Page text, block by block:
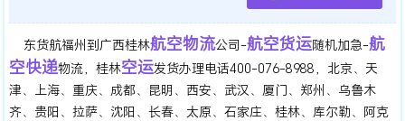
东货航福州到广西桂林航空物流公司-航空货运随机加急-航
空快递物流，桂林空运发货办理电话400-076-8988，北京、天
津、上海、重庆、成都、昆明、西安、武汉、厦门、郑州、乌鲁木
齐、贵阳、拉萨、沈阳、长春、太原、石家庄、桂林、库尔勒、阿克